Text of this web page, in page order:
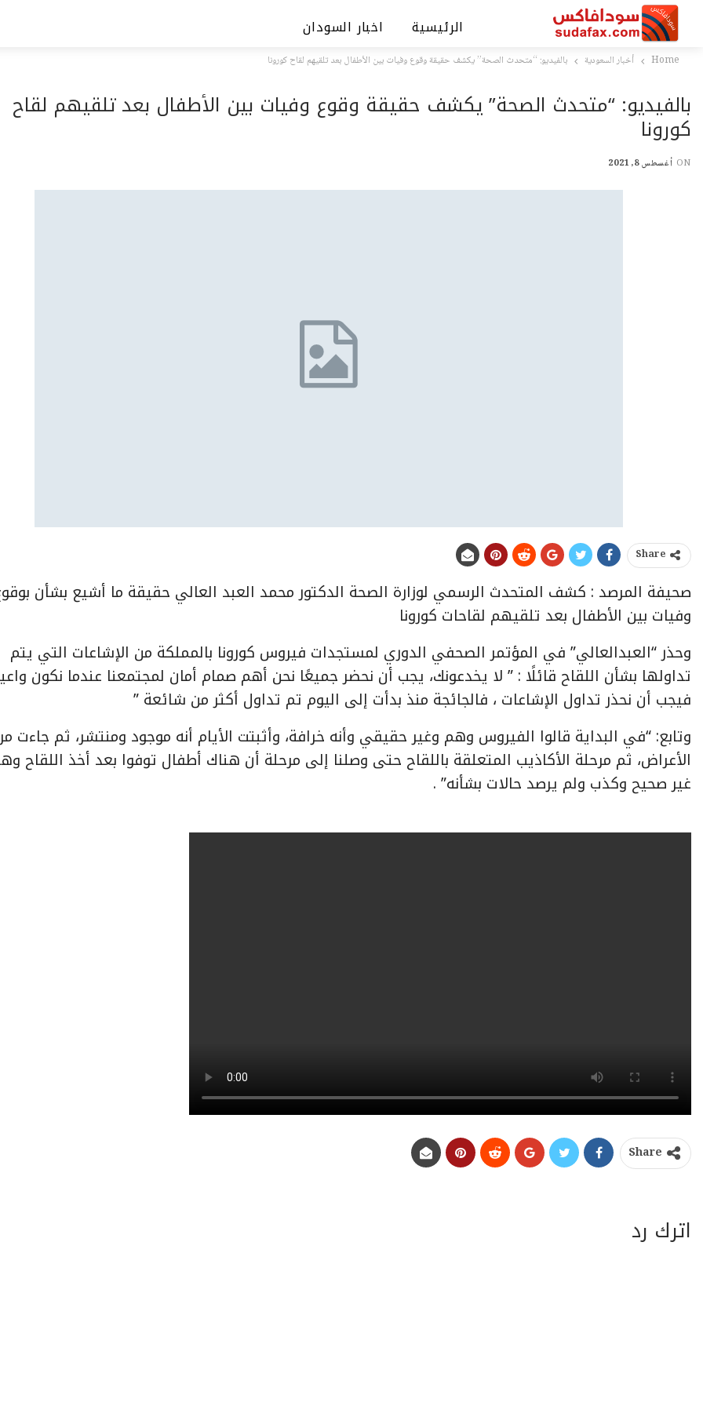
الرئيسية اخبار السودان
Home أخبار السعودية بالفيديو: “متحدث الصحة” يكشف حقيقة وقوع وفيات بين الأطفال بعد تلقيهم لقاح كورونا
بالفيديو: “متحدث الصحة” يكشف حقيقة وقوع وفيات بين الأطفال بعد تلقيهم لقاح
كورونا
ON أغسطس 8, 2021
Share
صحيفة المرصد : كشف المتحدث الرسمي لوزارة الصحة الدكتور محمد العبد العالي حقيقة ما أشيع بشأن
وفيات بين الأطفال بعد تلقيهم لقاحات كورونا
وحذر “العبدالعالي” في المؤتمر الصحفي الدوري لمستجدات فيروس كورونا بالمملكة من الإشاعات التي يتم
تداولها بشأن اللقاح قائلًا : ” لا يخدعونك، يجب أن نحضر جميعًا نحن أهم صمام أمان لمجتمعنا عندما نكون
فيجب أن نحذر تداول الإشاعات ، فالجائجة منذ بدأت إلى اليوم تم تداول أكثر من شائعة ”
وتابع: “في البداية قالوا الفيروس وهم وغير حقيقي وأنه خرافة، وأثبتت الأيام أنه موجود ومنتشر، ثم جاءت
الأعراض، ثم مرحلة الأكاذيب المتعلقة باللقاح حتى وصلنا إلى مرحلة أن هناك أطفال توفوا بعد أخذ اللقاح
غير صحيح وكذب ولم يرصد حالات بشأنه” .
Share
اترك رد